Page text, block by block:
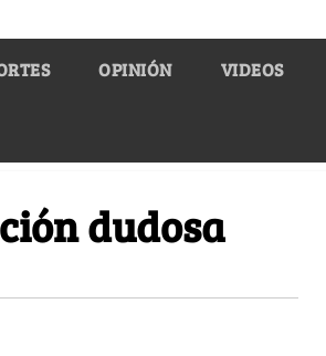
OPINIÓN VIDEOS
dudosa